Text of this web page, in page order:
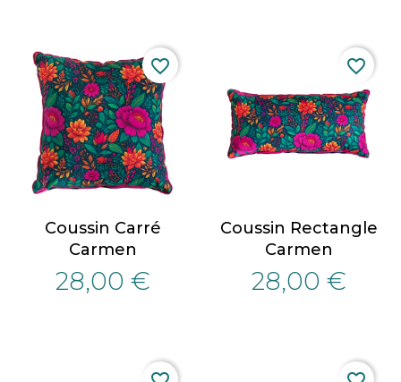
Coussin Carré
Carmen
28,00 €
favorite_border
Coussin Rectangle
Carmen
28,00 €
favorite_border